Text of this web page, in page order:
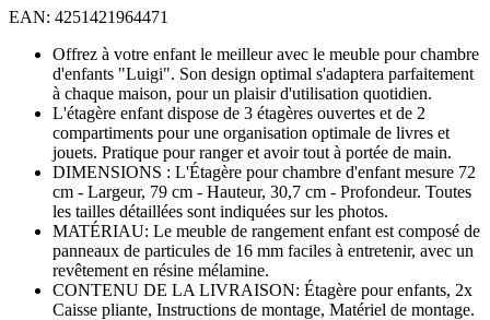
EAN: 4251421964471
Offrez à votre enfant le meilleur avec le meuble pour chambre
d'enfants "Luigi". Son design optimal s'adaptera parfaitement
à chaque maison, pour un plaisir d'utilisation quotidien.
L'étagère enfant dispose de 3 étagères ouvertes et de 2
compartiments pour une organisation optimale de livres et
jouets. Pratique pour ranger et avoir tout à portée de main.
DIMENSIONS : L'Étagère pour chambre d'enfant mesure 72
cm - Largeur, 79 cm - Hauteur, 30,7 cm - Profondeur. Toutes
les tailles détaillées sont indiquées sur les photos.
MATÉRIAU: Le meuble de rangement enfant est composé de
panneaux de particules de 16 mm faciles à entretenir, avec un
revêtement en résine mélamine.
CONTENU DE LA LIVRAISON: Étagère pour enfants, 2x
Caisse pliante, Instructions de montage, Matériel de montage.